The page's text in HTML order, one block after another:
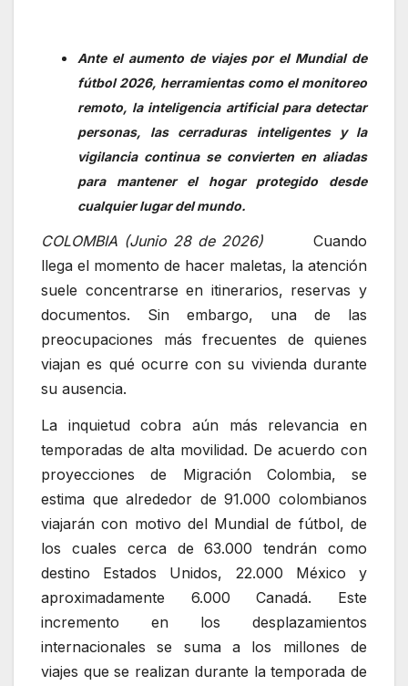
Ante el aumento de viajes por el Mundial de
fútbol 2026, herramientas como el monitoreo
remoto, la inteligencia artificial para detectar
personas, las cerraduras inteligentes y la
vigilancia continua se convierten en aliadas
para mantener el hogar protegido desde
cualquier lugar del mundo.
COLOMBIA (Junio 28 de 2026) Cuando
llega el momento de hacer maletas, la atención
suele concentrarse en itinerarios, reservas y
documentos. Sin embargo, una de las
preocupaciones más frecuentes de quienes
viajan es qué ocurre con su vivienda durante
su ausencia.
La inquietud cobra aún más relevancia en
temporadas de alta movilidad. De acuerdo con
proyecciones de Migración Colombia, se
estima que alrededor de 91.000 colombianos
viajarán con motivo del Mundial de fútbol, de
los cuales cerca de 63.000 tendrán como
destino Estados Unidos, 22.000 México y
aproximadamente 6.000 Canadá. Este
incremento en los desplazamientos
internacionales se suma a los millones de
viajes que se realizan durante la temporada de